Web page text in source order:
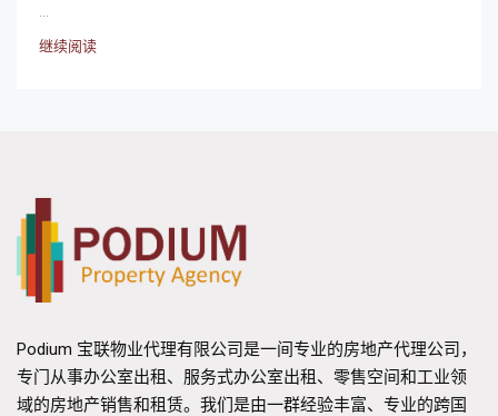
继续阅读
Podium 宝联物业代理有限公司是一间专业的房地产代理公司，
专门从事办公室出租、服务式办公室出租、零售空间和工业领
域的房地产销售和租赁。我们是由一群经验丰富、专业的跨国